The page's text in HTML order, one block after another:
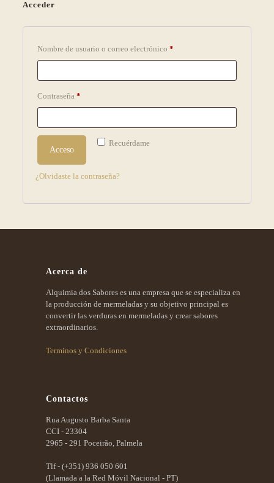
Acceder
Nombre de usuario o correo electrónico *
Contraseña *
Recuérdame
Acceso
¿Olvidaste la contraseña?
Acerca de
Alquimia dos Sabores es una empresa que se especializa en
la producción de mermeladas y su objetivo principal es
convertir las verduras en mermeladas y crear sabores
extraordinarios.
Terminos y Condiciones
Contactos
Rua Augusto Barba Santa
CCI - 23304
2965 - 291 Poceirão, Palmela
Tlf - (+351) 936 050 601
(Llamada a la Red Móvil Nacional - PT)